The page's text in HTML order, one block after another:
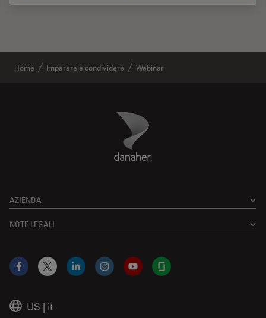
Home Imparare e condividere Webinar
Danaher Logo
AZIENDA
NOTE LEGALI
US | it
Facebook
X LinkedInInstagramYouTubeGlassdoor